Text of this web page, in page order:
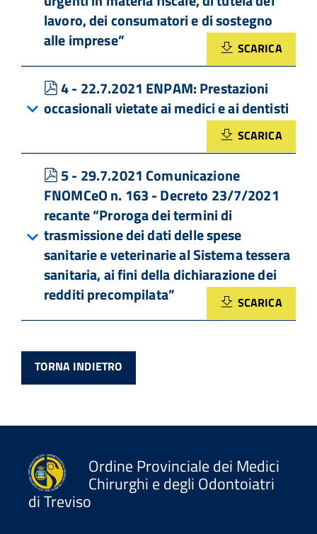
lavoro, dei consumatori e di sostegno
alle imprese”
SCARICA
pdf
4 - 22.7.2021 ENPAM: Prestazioni
occasionali vietate ai medici e ai dentisti
SCARICA
pdf
5 - 29.7.2021 Comunicazione
FNOMCeO n. 163 - Decreto 23/7/2021
recante “Proroga dei termini di
trasmissione dei dati delle spese
sanitarie e veterinarie al Sistema tessera
sanitaria, ai fini della dichiarazione dei
redditi precompilata”
SCARICA
TORNA INDIETRO
Ordine Provinciale dei Medici
Chirurghi e degli Odontoiatri
di Treviso